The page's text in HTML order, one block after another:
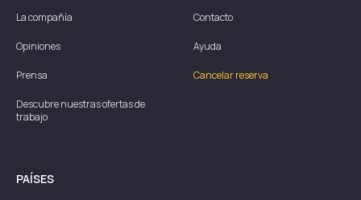
La compañía
Opiniones
Prensa
Descubre nuestras ofertas de
trabajo
Contacto
Ayuda
Cancelar reserva
PAÍSES